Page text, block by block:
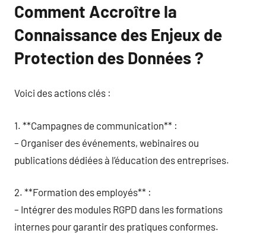
Comment Accroître la
Connaissance des Enjeux de
Protection des Données ?
Voici des actions clés :
1. **Campagnes de communication** :
– Organiser des événements, webinaires ou
publications dédiées à l’éducation des entreprises.
2. **Formation des employés** :
– Intégrer des modules RGPD dans les formations
internes pour garantir des pratiques conformes.